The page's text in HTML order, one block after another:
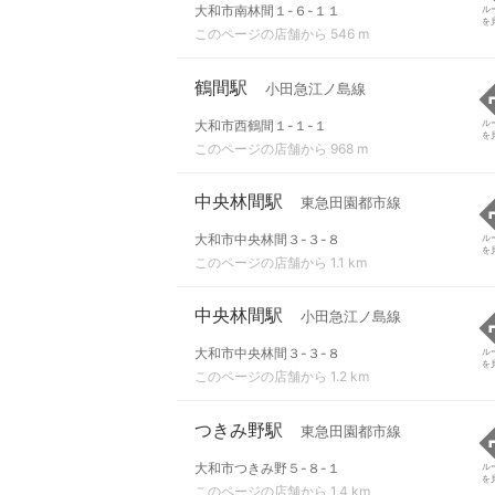
大和市南林間１-６-１１
このページの店舗から 546 m
ル
を
鶴間駅 小田急江ノ島線
大和市西鶴間１-１-１
このページの店舗から 968 m
ル
を
中央林間駅 東急田園都市線
大和市中央林間３-３-８
このページの店舗から 1.1 km
ル
を
中央林間駅 小田急江ノ島線
大和市中央林間３-３-８
このページの店舗から 1.2 km
ル
を
つきみ野駅 東急田園都市線
大和市つきみ野５-８-１
このページの店舗から 1.4 km
ル
を